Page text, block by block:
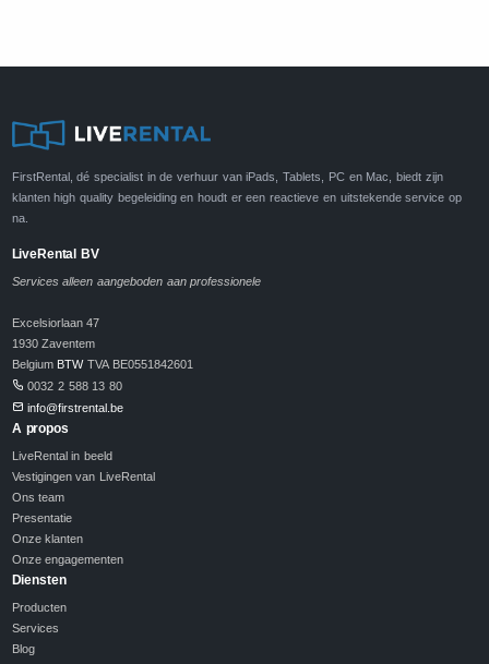
FirstRental, dé specialist in de verhuur van iPads, Tablets, PC en Mac, biedt zijn
klanten high quality begeleiding en houdt er een reactieve en uitstekende service op
na.
LiveRental BV
Services alleen aangeboden aan professionele
Excelsiorlaan 47
1930 Zaventem
Belgium BTWTVA BE0551842601
0032 2 588 13 80
info@firstrental.be
A propos
LiveRental in beeld
Vestigingen van LiveRental
Ons team
Presentatie
Onze klanten
Onze engagementen
Diensten
Producten
Services
Blog